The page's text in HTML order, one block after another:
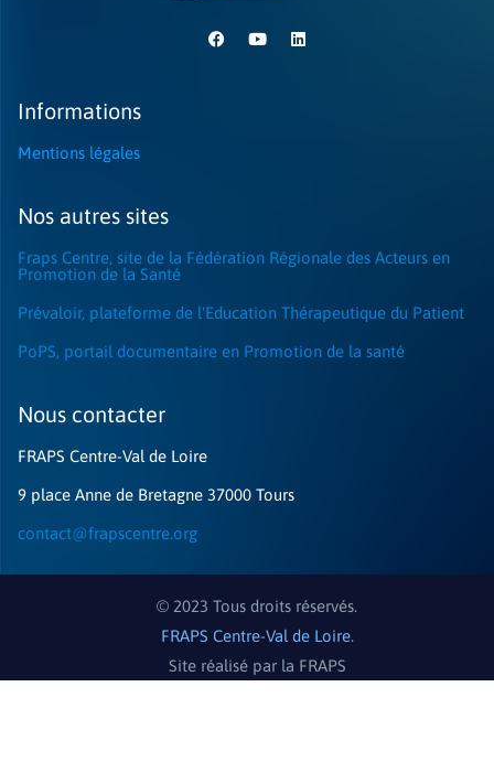
Informations
Mentions légales
Nos autres sites
Fraps Centre, site de la Fédération Régionale des Acteurs en
Promotion de la Santé
Prévaloir, plateforme de l'Education Thérapeutique du Patient
PoPS, portail documentaire en Promotion de la santé
Nous contacter​
FRAPS Centre-Val de Loire
9 place Anne de Bretagne 37000 Tours
contact@frapscentre.org
© 2023 Tous droits réservés.
FRAPS Centre-Val de Loire.
Site réalisé par la FRAPS